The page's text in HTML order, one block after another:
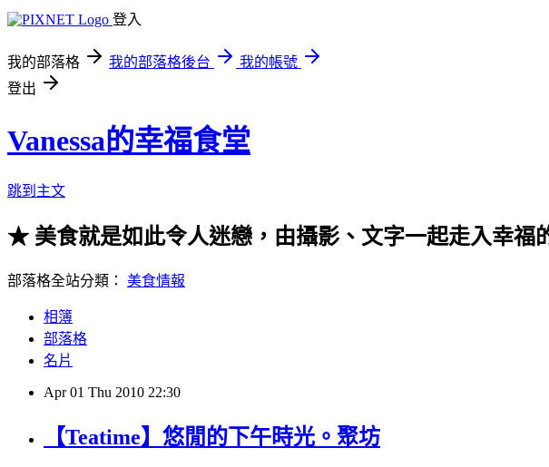
登入
我的部落格 我的部落格後台
我的帳號
登出
Vanessa的幸福食堂
跳到主文
★ 美食就是如此令人迷戀，由攝影、文字一起走入幸福
部落格全站分類： 美食情報
相簿
部落格
名片
Apr 01 Thu 2010 22:30
【Teatime】悠閒的下午時光。聚坊